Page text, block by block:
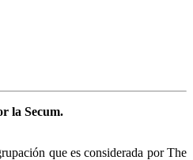
la Secum.
que es considerada por The